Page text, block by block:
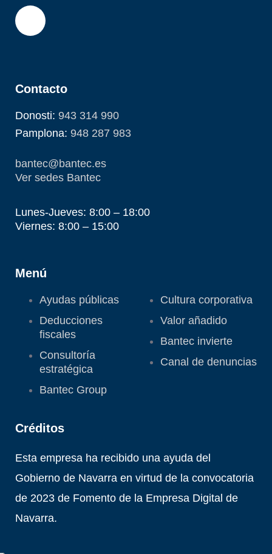
Contacto
Donosti: 943 314 990
Pamplona: 948 287 983
bantec@bantec.es
Ver sedes Bantec
Lunes-Jueves: 8:00 – 18:00
Viernes: 8:00 – 15:00
Menú
Ayudas públicas
Deducciones
fiscales
Consultoría
estratégica
Bantec Group
Cultura corporativa
Valor añadido
Bantec invierte
Canal de denuncias
Créditos
Esta empresa ha recibido una ayuda del
Gobierno de Navarra en virtud de la convocatoria
de 2023 de Fomento de la Empresa Digital de
Navarra.